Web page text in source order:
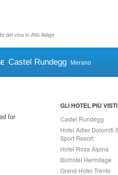
del vino in Alto Adige
Castel Rundegg Merano
for
GLI HOTEL PIÙ VISTI
Castel Rundegg
Hotel Adler Dolomiti
Sport Resort
Hotel Rosa Alpina
Biohotel Hermitage
Grand Hotel Trento